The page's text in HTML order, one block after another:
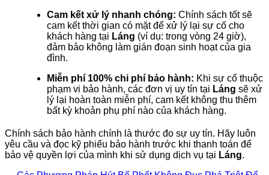
Cam kết xử lý nhanh chóng: Chính sách tốt sẽ
cam kết thời gian có mặt để xử lý lại sự cố cho
khách hàng tại Láng (ví dụ: trong vòng 24 giờ),
đảm bảo không làm gián đoạn sinh hoạt của gia
đình.
Miễn phí 100% chi phí bảo hành: Khi sự cố thuộc
phạm vi bảo hành, các đơn vị uy tín tại Láng sẽ xử
lý lại hoàn toàn miễn phí, cam kết không thu thêm
bất kỳ khoản phụ phí nào của khách hàng.
Chính sách bảo hành chính là thước đo sự uy tín. Hãy luôn
yêu cầu và đọc kỹ phiếu bảo hành trước khi thanh toán để
bảo vệ quyền lợi của mình khi sử dụng dịch vụ tại Láng.